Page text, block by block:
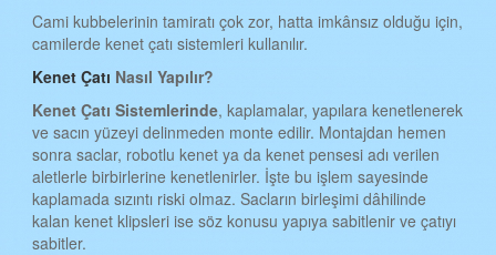
SAMSUN KENET ÇATI
SİİRT KENET ÇATI
SİNOP KENET ÇATI
SİVAS KENET ÇATI
TEKİRDAĞ KENET ÇATI
TOKAT KENET ÇATI
Cami kubbelerinin tamiratı çok zor, hatta imkânsız olduğu için,
camilerde kenet çatı sistemleri kullanılır.
Kenet Çatı Nasıl Yapılır?
KenetÇatıSistemlerinde, kaplamalar, yapılara kenetlenerek
ve sacın yüzeyi delinmeden monte edilir. Montajdan hemen
sonra saclar, robotlu kenet ya da kenet pensesi adı verilen
aletlerle birbirlerine kenetlenirler. İşte bu işlem sayesinde
kaplamada sızıntı riski olmaz. Sacların birleşimi dâhilinde
kalan kenet klipsleri ise söz konusu yapıya sabitlenir ve çatıyı
sabitler.